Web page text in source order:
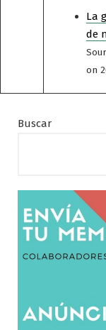
La
de
on
Buscar